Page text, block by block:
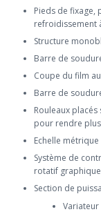
Pieds de
refroidissement
Structure
Barre de
Coupe du film
Barre de
Rouleaux
pour rendre
Echelle
Système de
rotatif graphique
Section de
Variateur